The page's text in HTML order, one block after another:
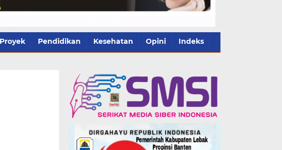
Proyek Pendidikan Kesehatan Opini Indeks